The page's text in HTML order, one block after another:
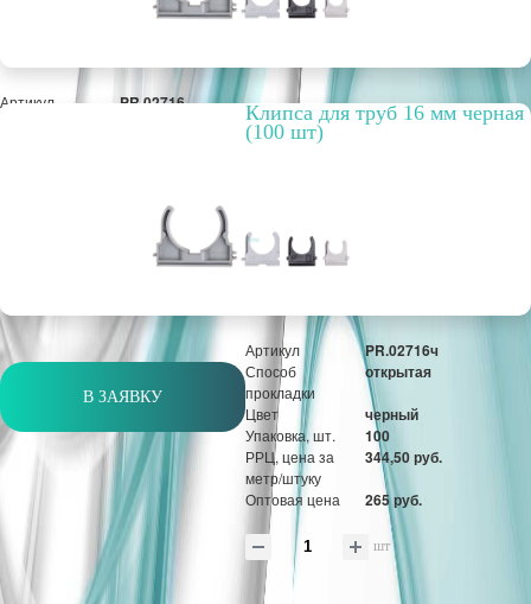
Артикул PR.02716
344,50 руб.
265 руб.
В ЗАЯВКУ
Клипса для труб 16 мм черная
(100 шт)
Артикул PR.02716ч
Способ
прокладки
открытая
Цвет черный
Упаковка, шт. 100
РРЦ, цена за
метр/штуку
344,50 руб.
Оптовая цена 265 руб.
шт